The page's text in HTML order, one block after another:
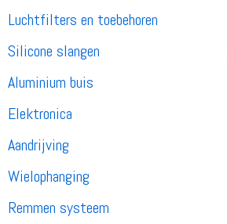
Luchtfilters en toebehoren
Silicone slangen
Aluminium buis
Elektronica
Aandrijving
Wielophanging
Remmen systeem